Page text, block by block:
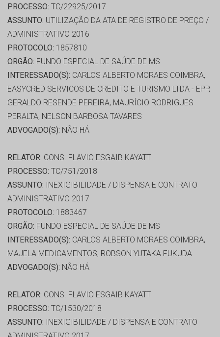
PROCESSO: TC/22925/2017
ASSUNTO: UTILIZAÇÃO DA ATA DE REGISTRO DE PREÇO /
ADMINISTRATIVO 2016
PROTOCOLO: 1857810
ORGÃO: FUNDO ESPECIAL DE SAÚDE DE MS
INTERESSADO(S): CARLOS ALBERTO MORAES COIMBRA,
EASYCRED SERVICOS DE CREDITO E TURISMO LTDA - EPP,
GERALDO RESENDE PEREIRA, MAURÍCIO RODRIGUES
PERALTA, NELSON BARBOSA TAVARES
ADVOGADO(S): NÃO HÁ
RELATOR: CONS. FLAVIO ESGAIB KAYATT
PROCESSO: TC/751/2018
ASSUNTO: INEXIGIBILIDADE / DISPENSA E CONTRATO
ADMINISTRATIVO 2017
PROTOCOLO: 1883467
ORGÃO: FUNDO ESPECIAL DE SAÚDE DE MS
INTERESSADO(S): CARLOS ALBERTO MORAES COIMBRA,
MAJELA MEDICAMENTOS, ROBSON YUTAKA FUKUDA
ADVOGADO(S): NÃO HÁ
RELATOR: CONS. FLAVIO ESGAIB KAYATT
PROCESSO: TC/1530/2018
ASSUNTO: INEXIGIBILIDADE / DISPENSA E CONTRATO